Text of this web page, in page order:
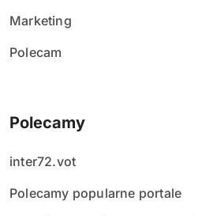
Marketing
Polecam
Polecamy
inter72.vot
Polecamy popularne portale